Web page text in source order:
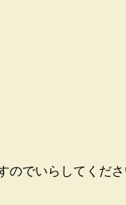
のでいらしてくだ